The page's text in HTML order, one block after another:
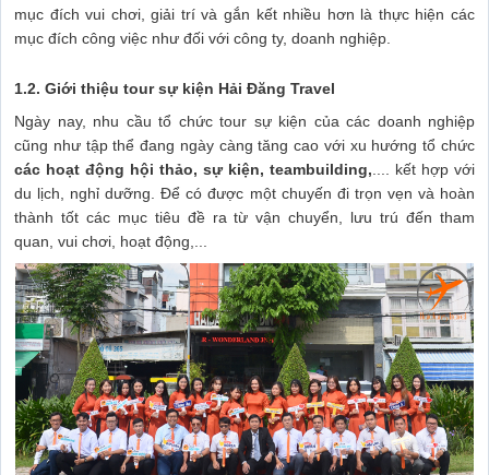
mục đích vui chơi, giải trí và gắn kết nhiều hơn là thực hiện các
mục đích công việc như đối với công ty, doanh nghiệp.
1.2. Giới thiệu tour sự kiện Hải Đăng Travel
Ngày nay, nhu cầu tổ chức tour sự kiện của các doanh nghiệp
cũng như tập thể đang ngày càng tăng cao với xu hướng tổ chức
các hoạt động hội thảo, sự kiện, teambuilding, .... kết hợp với
du lịch, nghỉ dưỡng. Để có được một chuyến đi trọn vẹn và hoàn
thành tốt các mục tiêu đề ra từ vận chuyển, lưu trú đến tham
quan, vui chơi, hoạt động,...